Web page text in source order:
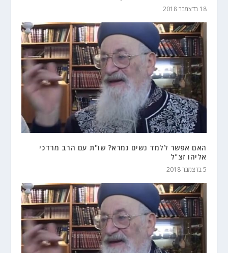
18 בדצמבר 2018
האם אפשר ללמד נשים גמרא? שו"ת עם הרב מרדכי
אליהו זצ"ל
5 בדצמבר 2018